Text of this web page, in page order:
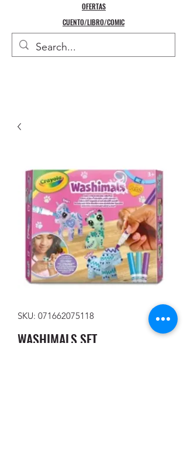
OFERTAS
CUENTO/LIBRO/COMIC
SKU: 071662075118
WASHIMALS SET